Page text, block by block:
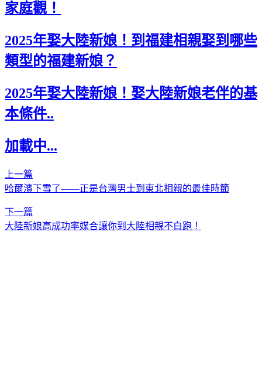
家庭觀！
2025年娶大陸新娘！到福建相親娶到哪些
類型的福建新娘？
2025年娶大陸新娘！娶大陸新娘老伴的基
本條件..
加載中...
上一篇
哈爾濱下雪了——正是台灣男士到東北相親的最佳時節
下一篇
大陸新娘高成功率媒合讓你到大陸相親不白跑！